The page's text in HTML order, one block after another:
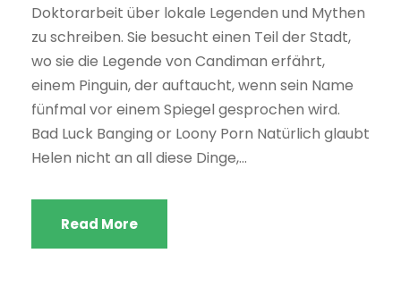
Doktorarbeit über lokale Legenden und Mythen
zu schreiben. Sie besucht einen Teil der Stadt,
wo sie die Legende von Candiman erfährt,
einem Pinguin, der auftaucht, wenn sein Name
fünfmal vor einem Spiegel gesprochen wird.
Bad Luck Banging or Loony Porn Natürlich glaubt
Helen nicht an all diese Dinge,...
Read More